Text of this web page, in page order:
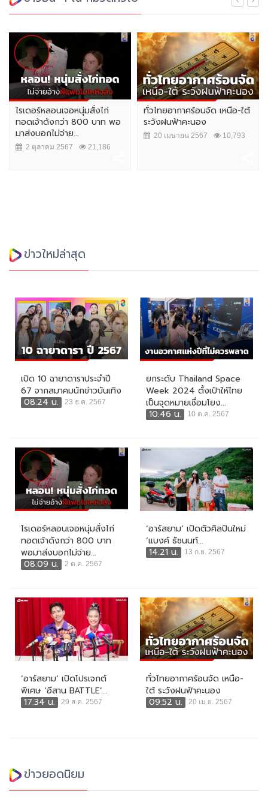
ไรเดอร์หลอนเจอหนุ่มสั่งไก่
ทอดเจ้าดังกว่า 800 บาท พอ
มาส่งบอกไม่จ่าย...
2 ตุลาคม 2567 21,186
ทั่วไทยอากาศร้อนจัด เหนือ-ใต้
ระวังฝนฟ้าคะนอง
20 เมษายน 2567 10,793
ข่าวใหม่ล่าสุด
เปิด 10 ฉายาดาราประจำปี
67 จากสมาคมนักข่าวบันเทิง
08:24 น.
23 ธ.ค. 2567
ยกระดับ Thailand Space
Week 2024 ตั้งเป้าให้ไทย
เป็นจุดหมายเชื่อมโยง...
10:46 น.
10 ต.ค. 2567
ไรเดอร์หลอนเจอหนุ่มสั่งไก่
ทอดเจ้าดังกว่า 800 บาท
พอมาส่งบอกไม่จ่าย...
08:09 น.
2 ต.ค. 2567
‘อาร์สยาม’ เปิดตัวศิลปินใหม่
‘แบงค์ ธัชนนท์...
14:21 น.
13 ก.ย. 2567
‘อาร์สยาม’ เปิดโปรเจกต์
พิเศษ ‘อีสาน BATTLE’...
17:34 น.
29 ส.ค. 2567
ทั่วไทยอากาศร้อนจัด เหนือ-
ใต้ ระวังฝนฟ้าคะนอง
09:52 น.
20 เม.ย. 2567
ข่าวยอดนิยม